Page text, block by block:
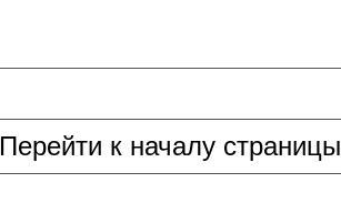
Перейти к началу страницы